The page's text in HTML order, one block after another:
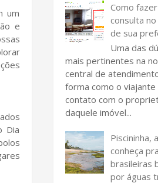
um
e
Dia
Como
consulta
de sua
Uma das
mais pertinentes na
central de
forma como o viajante
contato com o
daquele imóvel...
Piscininha,
conheça
brasileiras
por águas